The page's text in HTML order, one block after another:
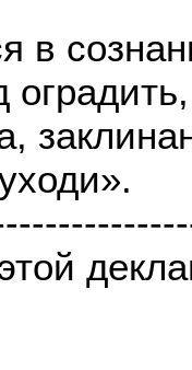
в
оградить,